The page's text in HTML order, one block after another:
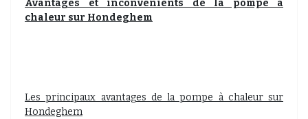
Avantages et inconvénients de la pompe à
chaleur sur Hondeghem
Les principaux avantages de la pompe à chaleur sur
Hondeghem